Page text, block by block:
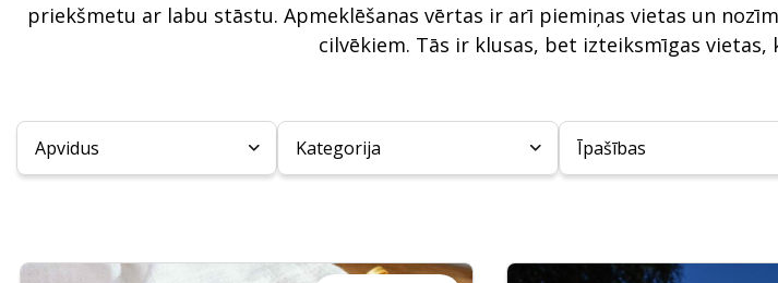
priekšmetu ar labu stāstu. Apmeklēšanas vērtas ir arī piemiņas vietas un
cilvēkiem. Tās ir klusas, bet izteiksmīgas
Apvidus Kategorija Īpašības